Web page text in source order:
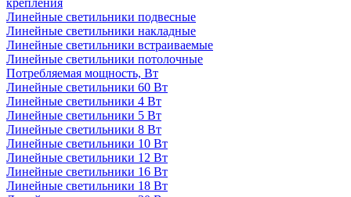
крепления
Линейные светильники подвесные
Линейные светильники накладные
Линейные светильники встраиваемые
Линейные светильники потолочные
Потребляемая мощность, Вт
Линейные светильники 60 Вт
Линейные светильники 4 Вт
Линейные светильники 5 Вт
Линейные светильники 8 Вт
Линейные светильники 10 Вт
Линейные светильники 12 Вт
Линейные светильники 16 Вт
Линейные светильники 18 Вт